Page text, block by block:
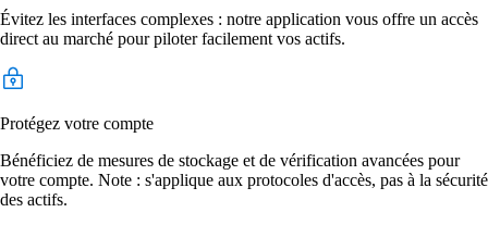
Évitez les interfaces complexes : notre application vous offre un accès
direct au marché pour piloter facilement vos actifs.
Protégez votre compte
Bénéficiez de mesures de stockage et de vérification avancées pour
votre compte. Note : s'applique aux protocoles d'accès, pas à la sécurité
des actifs.